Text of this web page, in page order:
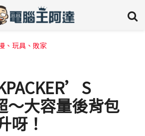
、玩具、敗家
～大容量後背包
呀！